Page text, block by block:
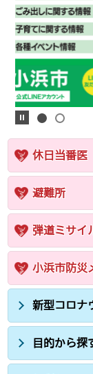
休日当番医
避難所
弾道ミサイ
小浜市防災
新型コロナ
目的から探